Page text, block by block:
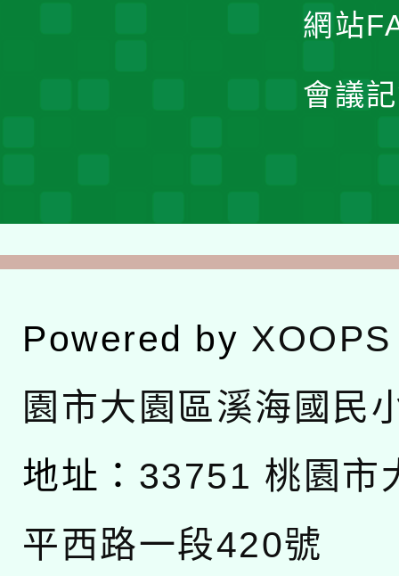
網站
會議
Powered by XOOPS
園市大園區溪海國民
地址： 33751 桃園市
平西路一段420號